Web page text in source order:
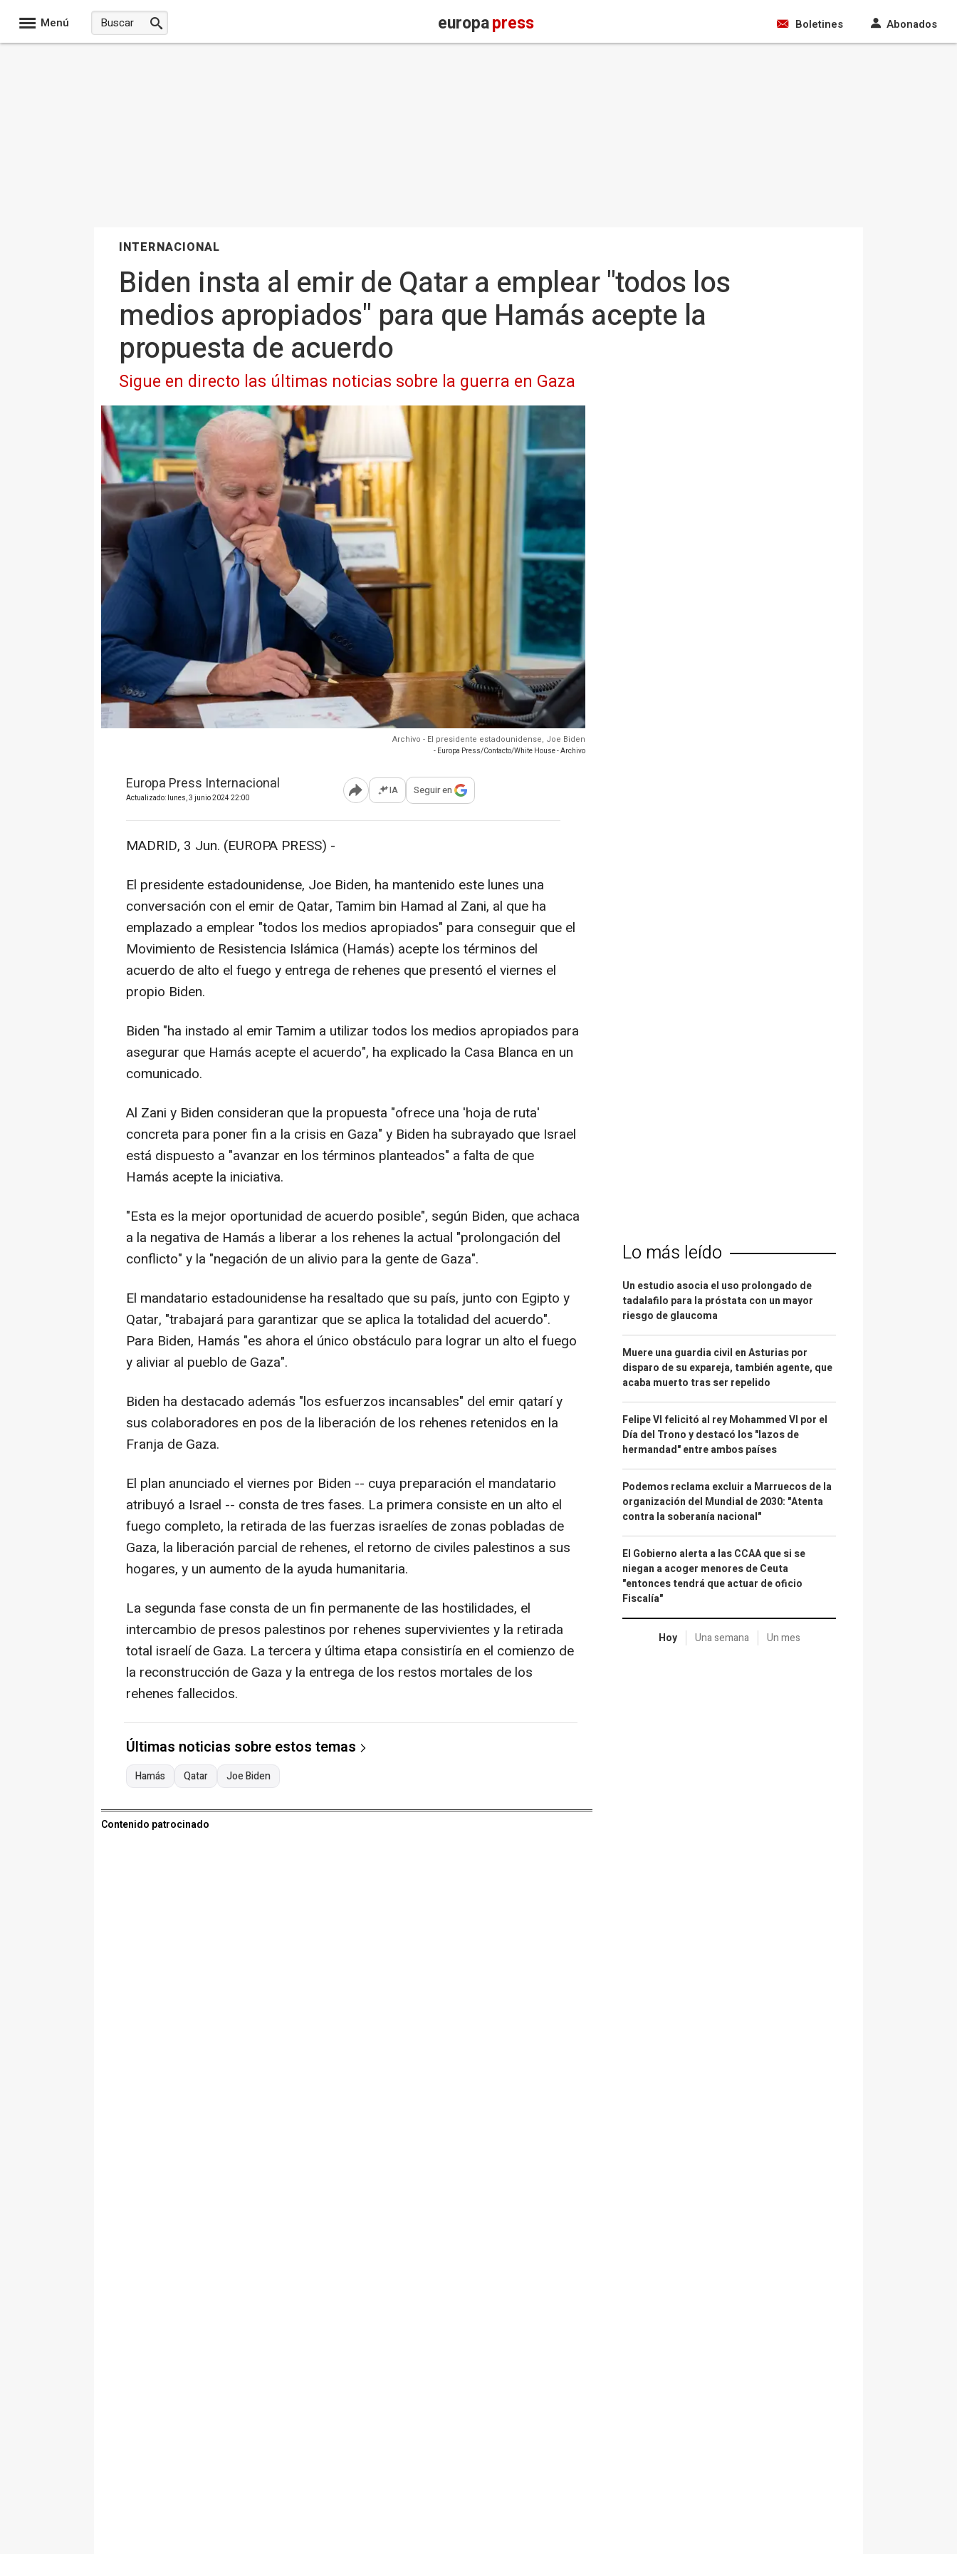
Menú europapress Boletines Abonados
INTERNACIONAL
Biden insta al emir de Qatar a emplear "todos los
medios apropiados" para que Hamás acepte la
propuesta de acuerdo
Sigue en directo las últimas noticias sobre la guerra en Gaza
Archivo - El presidente estadounidense, Joe Biden
- Europa Press/Contacto/White House - Archivo
Europa Press Internacional
Actualizado: lunes, 3 junio 2024 22:00 Abrir opciones para compartir
IA Seguir en
MADRID, 3 Jun. (EUROPA PRESS) -
El presidente estadounidense, Joe Biden, ha mantenido este lunes una
conversación con el emir de Qatar, Tamim bin Hamad al Zani, al que ha
emplazado a emplear "todos los medios apropiados" para conseguir que el
Movimiento de Resistencia Islámica (Hamás) acepte los términos del
acuerdo de alto el fuego y entrega de rehenes que presentó el viernes el
propio Biden.
Biden "ha instado al emir Tamim a utilizar todos los medios apropiados para
asegurar que Hamás acepte el acuerdo", ha explicado la Casa Blanca en un
comunicado.
Al Zani y Biden consideran que la propuesta "ofrece una 'hoja de ruta'
concreta para poner fin a la crisis en Gaza" y Biden ha subrayado que Israel
está dispuesto a "avanzar en los términos planteados" a falta de que
Hamás acepte la iniciativa.
"Esta es la mejor oportunidad de acuerdo posible", según Biden, que achaca
a la negativa de Hamás a liberar a los rehenes la actual "prolongación del
conflicto" y la "negación de un alivio para la gente de Gaza".
El mandatario estadounidense ha resaltado que su país, junto con Egipto y
Qatar, "trabajará para garantizar que se aplica la totalidad del acuerdo".
Para Biden, Hamás "es ahora el único obstáculo para lograr un alto el fuego
y aliviar al pueblo de Gaza".
Biden ha destacado además "los esfuerzos incansables" del emir qatarí y
sus colaboradores en pos de la liberación de los rehenes retenidos en la
Franja de Gaza.
El plan anunciado el viernes por Biden -- cuya preparación el mandatario
atribuyó a Israel -- consta de tres fases. La primera consiste en un alto el
fuego completo, la retirada de las fuerzas israelíes de zonas pobladas de
Gaza, la liberación parcial de rehenes, el retorno de civiles palestinos a sus
hogares, y un aumento de la ayuda humanitaria.
La segunda fase consta de un fin permanente de las hostilidades, el
intercambio de presos palestinos por rehenes supervivientes y la retirada
total israelí de Gaza. La tercera y última etapa consistiría en el comienzo de
la reconstrucción de Gaza y la entrega de los restos mortales de los
rehenes fallecidos.
Últimas noticias sobre estos temas
Hamás Qatar Joe Biden
Contenido patrocinado
Lo más leído
Un estudio asocia el uso prolongado de
tadalafilo para la próstata con un mayor
riesgo de glaucoma
Muere una guardia civil en Asturias por
disparo de su expareja, también agente, que
acaba muerto tras ser repelido
Felipe VI felicitó al rey Mohammed VI por el
Día del Trono y destacó los "lazos de
hermandad" entre ambos países
Podemos reclama excluir a Marruecos de la
organización del Mundial de 2030: "Atenta
contra la soberanía nacional"
El Gobierno alerta a las CCAA que si se
niegan a acoger menores de Ceuta
"entonces tendrá que actuar de oficio
Fiscalía"
Hoy Una semana Un mes